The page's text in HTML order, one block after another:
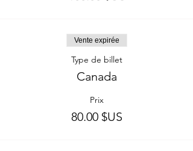
Vente expirée
Type de billet
Canada
Prix
80.00 $US